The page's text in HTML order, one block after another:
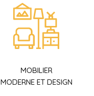
MOBILIER
MODERNE ET DESIGN